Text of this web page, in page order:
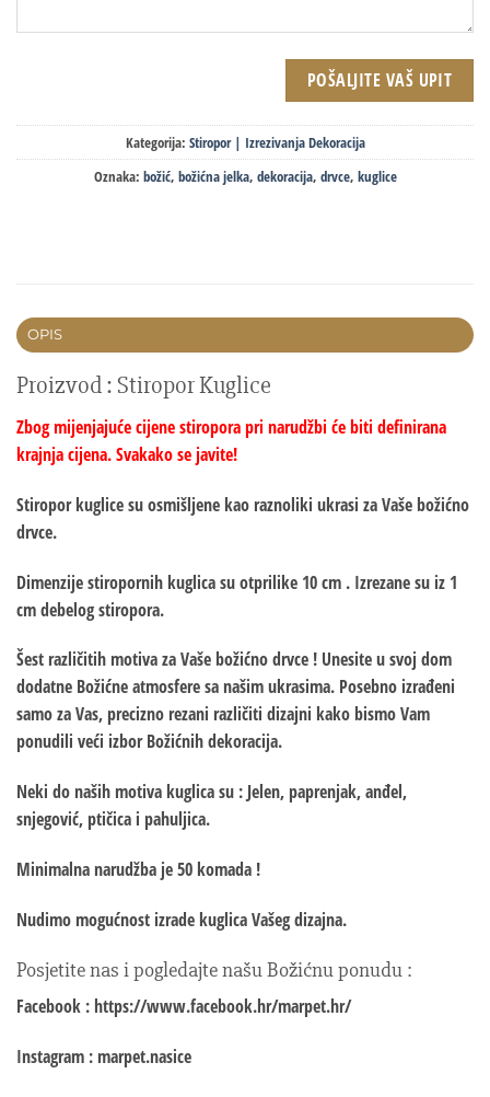
Kategorija: Stiropor | Izrezivanja Dekoracija
Oznaka: božić, božićna jelka, dekoracija, drvce, kuglice
OPIS
Proizvod : Stiropor Kuglice
Zbog mijenjajuće cijene stiropora pri narudžbi će biti definirana
krajnja cijena. Svakako se javite!
Stiropor kuglice su osmišljene kao raznoliki ukrasi za Vaše božićno
drvce.
Dimenzije stiropornih kuglica su otprilike 10 cm . Izrezane su iz 1
cm debelog stiropora.
Šest različitih motiva za Vaše božićno drvce ! Unesite u svoj dom
dodatne Božićne atmosfere sa našim ukrasima. Posebno izrađeni
samo za Vas, precizno rezani različiti dizajni kako bismo Vam
ponudili veći izbor Božićnih dekoracija.
Neki do naših motiva kuglica su : Jelen, paprenjak, anđel,
snjegović, ptičica i pahuljica.
Minimalna narudžba je 50 komada !
Nudimo mogućnost izrade kuglica Vašeg dizajna.
Posjetite nas i pogledajte našu Božićnu ponudu :
Facebook : https://www.facebook.hr/marpet.hr/
Instagram : marpet.nasice